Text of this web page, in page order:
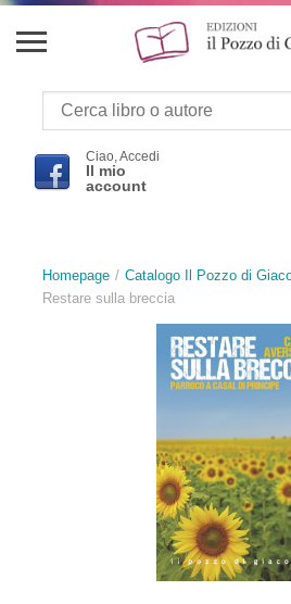
Ciao, Accedi
Il mio
account
Homepage Catalogo Il Pozzo di
Restare sulla breccia